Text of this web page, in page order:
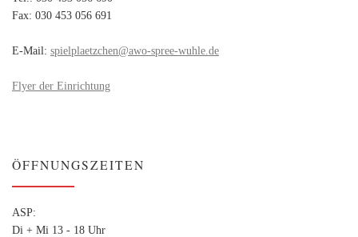
Fax: 030 453 056 691
E-Mail: spielplaetzchen@awo-spree-wuhle.de
Flyer der Einrichtung
ÖFFNUNGSZEITEN
ASP:
Di + Mi 13 - 18 Uhr